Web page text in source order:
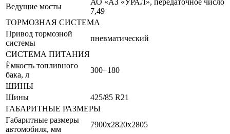
Ведущие мосты
7,49
ТОРМОЗНАЯ СИСТЕМА
Привод тормозной
системы
пневматический
СИСТЕМА ПИТАНИЯ
Ёмкость топливного
бака, л
300+180
ШИНЫ
Шины
425/85 R21
ГАБАРИТНЫЕ РАЗМЕРЫ
Габаритные размеры
автомобиля, мм
7900х2820х2805